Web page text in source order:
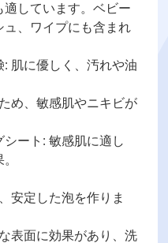
しています。ベビー
、ワイプにも含まれ
肌に優しく、汚れや油
め、敏感肌やニキビが
ート: 敏感肌に適し
安定した泡を作りま
表面に効果があり、洗